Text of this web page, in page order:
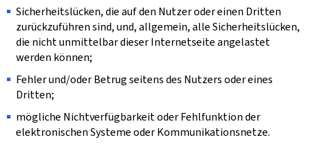
Sicherheitslücken, die auf den Nutzer oder einen Dritten
zurückzuführen sind, und, allgemein, alle Sicherheitslücken,
die nicht unmittelbar dieser Internetseite angelastet
werden können;
Fehler und/oder Betrug seitens des Nutzers oder eines
Dritten;
mögliche Nichtverfügbarkeit oder Fehlfunktion der
elektronischen Systeme oder Kommunikationsnetze.